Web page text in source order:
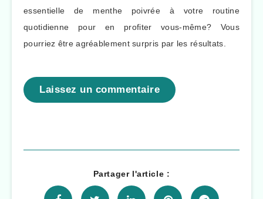
essentielle de menthe poivrée à votre routine
quotidienne pour en profiter vous-même? Vous
pourriez être agréablement surpris par les résultats.
Laissez un commentaire
Partager l'article :